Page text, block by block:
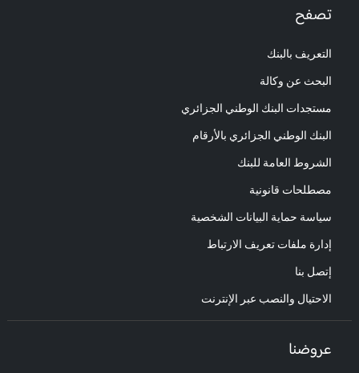
تصفح
التعريف بالبنك
البحث عن وكالة
مستجدات البنك الوطني الجزائري
البنك الوطني الجزائري بالأرقام
الشروط العامة للبنك
مصطلحات قانونية
سياسة حماية البيانات الشخصية
إدارة ملفات تعريف الارتباط
إتصل بنا
الاحتيال والنصب عبر الإنترنت
عروضنا